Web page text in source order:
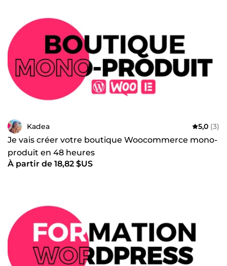
Kadea 5,0 (3)
Je vais créer votre boutique Woocommerce mono-
produit en 48 heures
À partir de 18,82 $US